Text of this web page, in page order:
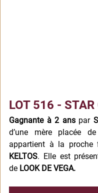
LOT 516 -
Gagnante à 2 ans par
d’une mère placée
KELTOS. Elle est
de LOOK DE VEGA.